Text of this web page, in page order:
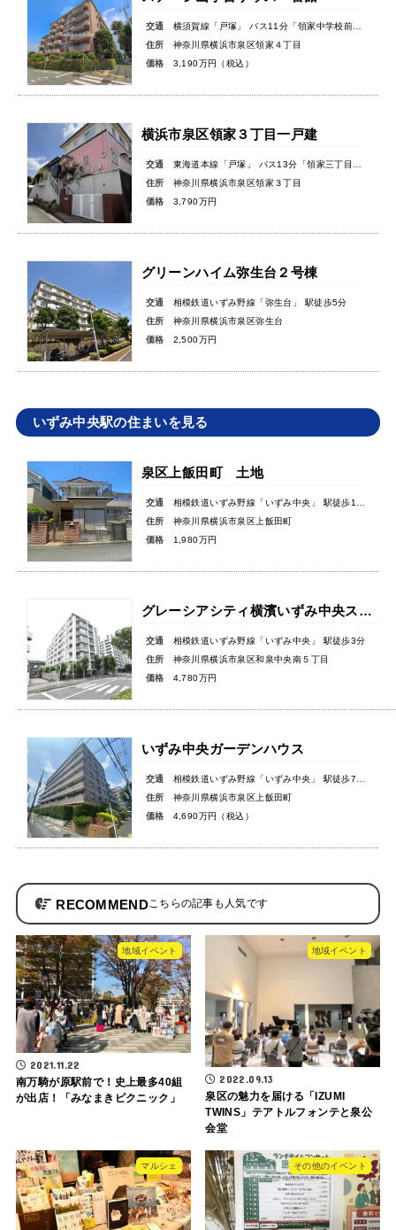
交通
横須賀線「戸塚」 バス11分「領家中学校前」バス停徒歩2分
住所
神奈川県横浜市泉区領家４丁目
価格
3,190万円（税込）
横浜市泉区領家３丁目一戸建
交通
東海道本線「戸塚」 バス13分「領家三丁目」バス停徒歩3分
住所
神奈川県横浜市泉区領家３丁目
価格
3,790万円
グリーンハイム弥生台２号棟
交通
相模鉄道いずみ野線「弥生台」 駅徒歩5分
住所
神奈川県横浜市泉区弥生台
価格
2,500万円
いずみ中央駅の住まいを見る
泉区上飯田町 土地
交通
相模鉄道いずみ野線「いずみ中央」 駅徒歩11分
住所
神奈川県横浜市泉区上飯田町
価格
1,980万円
グレーシアシティ横濱いずみ中央ステーションアリーナパティオコート
交通
相模鉄道いずみ野線「いずみ中央」 駅徒歩3分
住所
神奈川県横浜市泉区和泉中央南５丁目
価格
4,780万円
いずみ中央ガーデンハウス
交通
相模鉄道いずみ野線「いずみ中央」 駅徒歩7分
住所
神奈川県横浜市泉区上飯田町
価格
4,690万円（税込）
RECOMMEND
地域イベント
2021.11.22
南万騎が原駅前で！史上最多40組
が出店！「みなまきピクニック」
地域イベント
2022.09.13
泉区の魅力を届ける「IZUMI
TWINS」テアトルフォンテと泉公
会堂
マルシェ その他のイベント